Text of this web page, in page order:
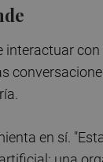
interactuar
en sí.